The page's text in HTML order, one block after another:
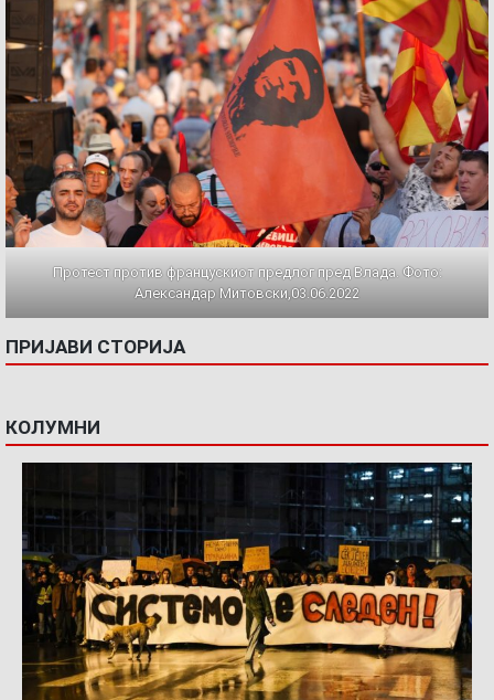
Протест против францускиот предлог пред Влада. Фото:
Александар Митовски,03.06.2022
ПРИЈАВИ СТОРИЈА
КОЛУМНИ